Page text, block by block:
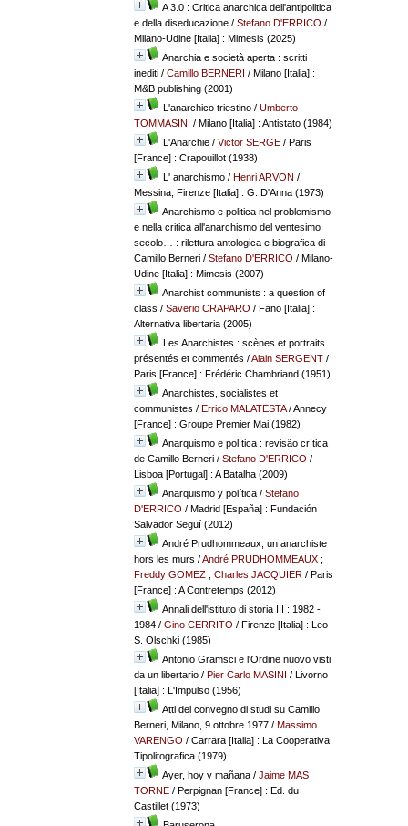
A 3.0 : Critica anarchica dell'antipolitica
e della diseducazione/ Stefano D'ERRICO /
Milano-Udine [Italia] : Mimesis (2025)
Anarchia e società aperta : scritti
inediti/ Camillo BERNERI / Milano [Italia] :
M&B publishing (2001)
L'anarchico triestino/ Umberto
TOMMASINI / Milano [Italia] : Antistato (1984)
L'Anarchie/ Victor SERGE/ Paris
[France] : Crapouillot (1938)
L' anarchismo/ Henri ARVON /
Messina, Firenze [Italia] : G. D'Anna (1973)
Anarchismo e politica nel problemismo
e nella critica all'anarchismo del ventesimo
secolo… : rilettura antologica e biografica di
Camillo Berneri/ Stefano D'ERRICO / Milano-
Udine [Italia] : Mimesis (2007)
Anarchist communists : a question of
class / Saverio CRAPARO / Fano [Italia] :
Alternativa libertaria (2005)
Les Anarchistes : scènes et portraits
présentés et commentés /Alain SERGENT/
Paris [France] : Frédéric Chambriand (1951)
Anarchistes, socialistes et
communistes / Errico MALATESTA/ Annecy
[France] : Groupe Premier Mai (1982)
Anarquismo e política : revisão crítica
de Camillo Berneri/ Stefano D'ERRICO /
Lisboa [Portugal] : A Batalha (2009)
Anarquismo y política/ Stefano
D'ERRICO / Madrid [España] : Fundación
Salvador Seguí (2012)
André Prudhommeaux, un anarchiste
hors les murs /André PRUDHOMMEAUX;
Freddy GOMEZ; Charles JACQUIER/ Paris
[France] : A Contretemps (2012)
Annali dell'istituto di storia III : 1982 -
1984/ Gino CERRITO / Firenze [Italia] : Leo
S. Olschki (1985)
Antonio Gramsci e l'Ordine nuovo visti
da un libertario/ Pier Carlo MASINI / Livorno
[Italia] : L'Impulso (1956)
Atti del convegno di studi su Camillo
Berneri, Milano, 9 ottobre 1977/ Massimo
VARENGO / Carrara [Italia] : La Cooperativa
Tipolitografica (1979)
Ayer, hoy y mañana/ Jaime MAS
TORNE/ Perpignan [France] : Ed. du
Castillet (1973)